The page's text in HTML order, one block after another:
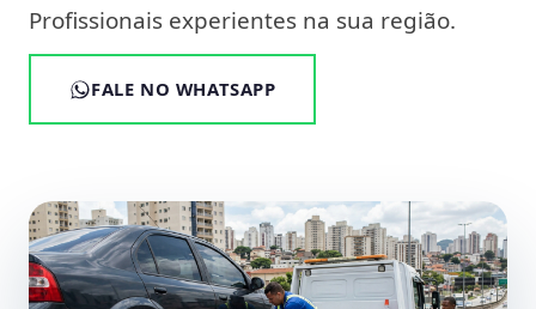
Profissionais experientes na sua região.
FALE NO WHATSAPP